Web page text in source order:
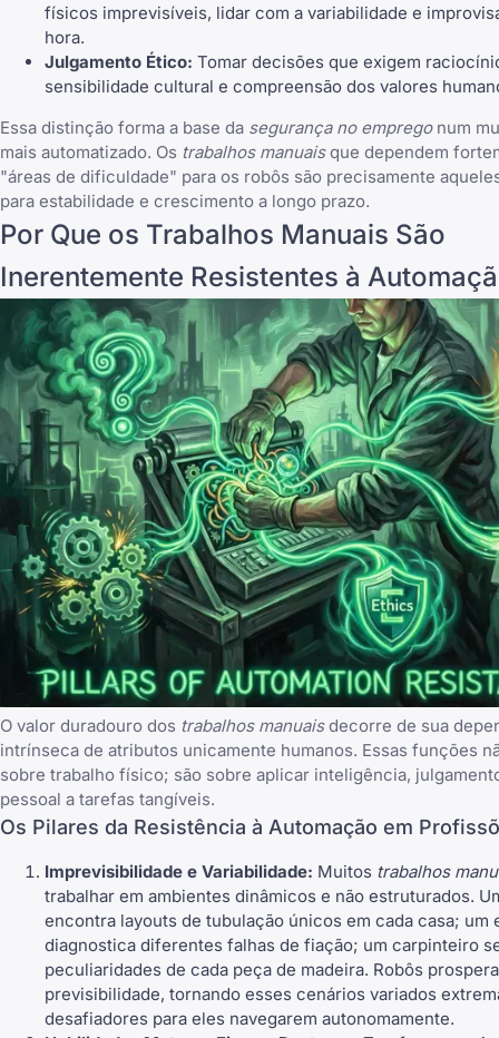
físicos imprevisíveis, lidar com a variabilidade e
hora.
Julgamento Ético: Tomar decisões que exigem
sensibilidade cultural e compreensão dos valores
Essa distinção forma a base da segurança no empregonum
mais automatizado. Os trabalhos manuaisque dependem
"áreas de dificuldade" para os robôs são precisamente
para estabilidade e crescimento a longo prazo.
Por Que os Trabalhos Manuais São
Inerentemente Resistentes à
O valor duradouro dos trabalhos manuaisdecorre de sua
intrínseca de atributos unicamente humanos. Essas funções
sobre trabalho físico; são sobre aplicar inteligência,
pessoal a tarefas tangíveis.
Os Pilares da Resistência à Automação em
Imprevisibilidade e Variabilidade: Muitos trabalhos
trabalhar em ambientes dinâmicos e não estruturados.
encontra layouts de tubulação únicos em cada casa; um
diagnostica diferentes falhas de fiação; um carpinteiro
peculiaridades de cada peça de madeira. Robôs
previsibilidade, tornando esses cenários variados
desafiadores para eles navegarem autonomamente.